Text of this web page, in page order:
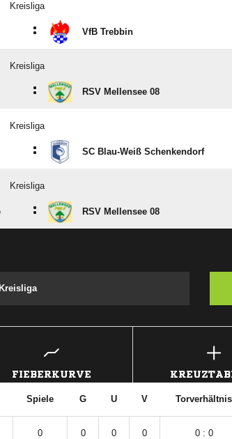
Kreisliga
: VfB Trebbin
Kreisliga
: RSV Mellensee 08
Kreisliga
: SC Blau-Weiß Schenkendorf
Kreisliga
: RSV Mellensee 08
FIEBERKURVE
Spiele G U V Torverhältnis
0 0 0 0 0 : 0